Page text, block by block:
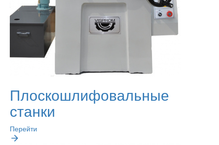
Плоскошлифовальные
станки
Перейти